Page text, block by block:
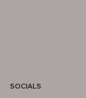
SOCIALS